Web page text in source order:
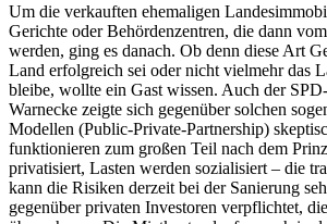
Um die verkauften ehemaligen
Gerichte oder Behördenzentren, die dann
werden, ging es danach. Ob denn diese Art
Land erfolgreich sei oder nicht vielmehr das
bleibe, wollte ein Gast wissen. Auch der
Warnecke zeigte sich gegenüber solchen
Modellen (Public-Private-Partnership)
funktionieren zum großen Teil nach dem
privatisiert, Lasten werden sozialisiert – die
kann die Risiken derzeit bei der Sanierung
gegenüber privaten Investoren verpflichtet,